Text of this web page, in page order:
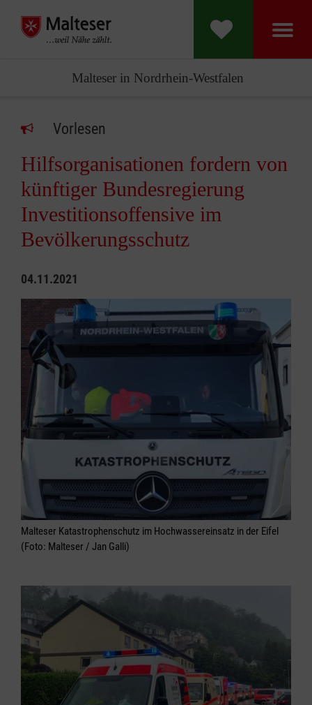
Malteser in Nordrhein-Westfalen
Vorlesen
Hilfsorganisationen fordern von
künftiger Bundesregierung
Investitionsoffensive im
Bevölkerungsschutz
04.11.2021
Malteser Katastrophenschutz im Hochwassereinsatz in der Eifel
(Foto: Malteser / Jan Galli)